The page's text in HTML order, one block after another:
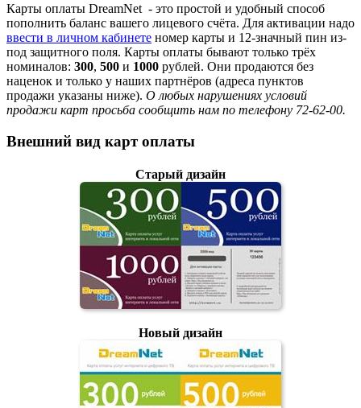
Карты оплаты DreamNet - это простой и удобный способ
пополнить баланс вашего лицевого счёта. Для активации надо
ввести в личном кабинете номер карты и 12-значный пин из-
под защитного поля. Карты оплаты бывают только трёх
номиналов: 300, 500 и 1000 рублей. Они продаются без
наценок и только у наших партнёров (адреса пунктов
продажи указаны ниже). О любых нарушениях условий
продажи карт просьба сообщить нам по телефону 72-62-00.
Внешний вид карт оплаты
Старый дизайн
Новый дизайн